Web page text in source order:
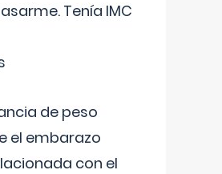
Tenía IMC
de peso
el embarazo
con el